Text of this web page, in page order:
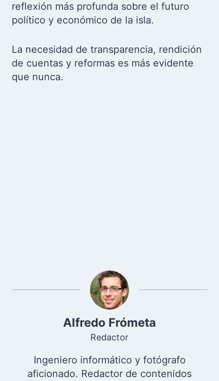
reflexión más profunda sobre el futuro
político y económico de la isla.
La necesidad de transparencia, rendición
de cuentas y reformas es más evidente
que nunca.
Alfredo Frómeta
Redactor
Ingeniero informático y fotógrafo
aficionado. Redactor de contenidos